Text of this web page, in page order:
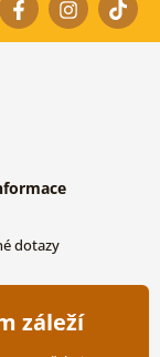
dotazy
spolupráce
záleží